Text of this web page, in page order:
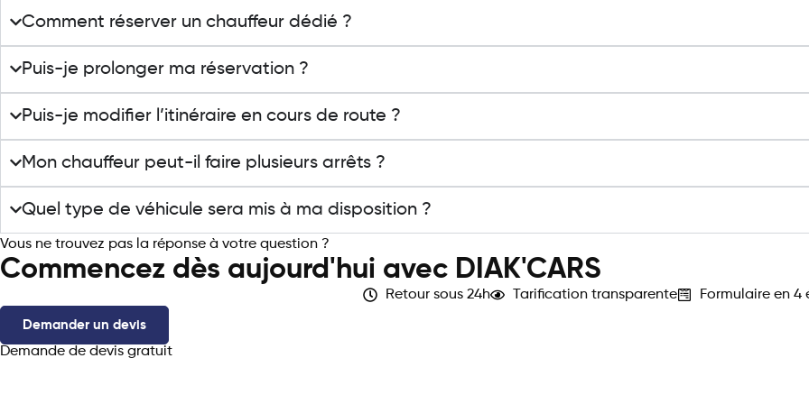
Comment réserver un chauffeur dédié ?
Puis-je prolonger ma réservation ?
Puis-je modifier l’itinéraire en cours de route ?
Mon chauffeur peut-il faire plusieurs arrêts ?
Quel type de véhicule sera mis à ma disposition ?
Vous ne trouvez pas la réponse à votre question ?
Commencez dès aujourd'hui avec DIAK'CARS
Retour sous 24h Tarification transparente Formulaire en 4
Demander un devis
Demande de devis gratuit